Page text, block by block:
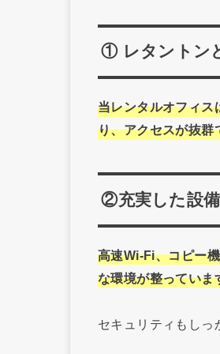
① レタントン
当レンタルオフィス
り、アクセスが抜群
②充実した設
高速Wi-Fi、コピー
な環境が整っていま
セキュリティもしっ